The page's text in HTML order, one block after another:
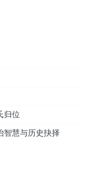
归位
智慧与历史抉择